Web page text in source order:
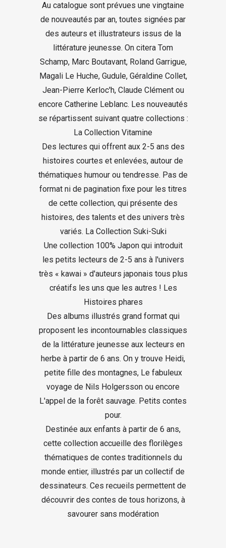
Au catalogue sont prévues une vingtaine
de nouveautés par an, toutes signées par
des auteurs et illustrateurs issus de la
littérature jeunesse. On citera Tom
Schamp, Marc Boutavant, Roland Garrigue,
Magali Le Huche, Gudule, Géraldine Collet,
Jean-Pierre Kerloc'h, Claude Clément ou
encore Catherine Leblanc. Les nouveautés
se répartissent suivant quatre collections :
La Collection Vitamine
Des lectures qui offrent aux 2-5 ans des
histoires courtes et enlevées, autour de
thématiques humour ou tendresse. Pas de
format ni de pagination fixe pour les titres
de cette collection, qui présente des
histoires, des talents et des univers très
variés. La Collection Suki-Suki
Une collection 100% Japon qui introduit
les petits lecteurs de 2-5 ans à l'univers
très « kawai » d'auteurs japonais tous plus
créatifs les uns que les autres ! Les
Histoires phares
Des albums illustrés grand format qui
proposent les incontournables classiques
de la littérature jeunesse aux lecteurs en
herbe à partir de 6 ans. On y trouve Heidi,
petite fille des montagnes, Le fabuleux
voyage de Nils Holgersson ou encore
L'appel de la forêt sauvage. Petits contes
pour.
Destinée aux enfants à partir de 6 ans,
cette collection accueille des florilèges
thématiques de contes traditionnels du
monde entier, illustrés par un collectif de
dessinateurs. Ces recueils permettent de
découvrir des contes de tous horizons, à
savourer sans modération